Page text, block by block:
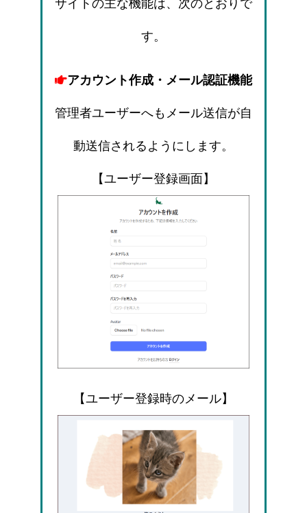
サイトの主な機能は、次のとおりで
す。
アカウント作成・メール認証機能
管理者ユーザーへもメール送信が自
動送信されるようにします。
【ユーザー登録画面】
【ユーザー登録時のメール】